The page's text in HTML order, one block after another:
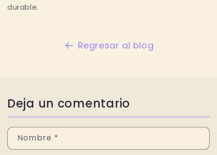
durable.
Regresar al blog
Deja un comentario
Nombre *